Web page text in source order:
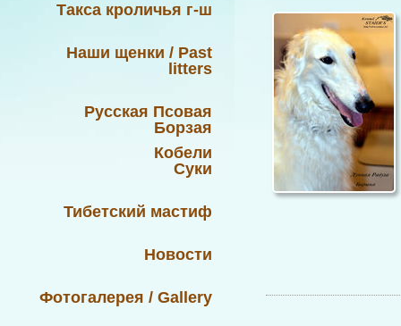
Такса кроличья г-ш
Наши щенки / Past
litters
Русская Псовая
Борзая
Кобели
Суки
Тибетский мастиф
Новости
Фотогалерея / Gallery